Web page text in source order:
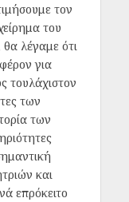
τον
του
λέγαμε ότι
για
τουλάχιστον
των
των
και
επρόκειτο